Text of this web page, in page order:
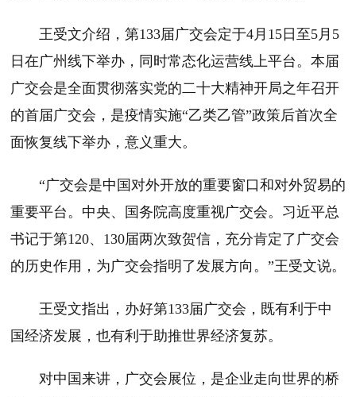
王受文介绍，第133届广交会定于4月15日至5月5
日在广州线下举办，同时常态化运营线上平台。本届
广交会是全面贯彻落实党的二十大精神开局之年召开
的首届广交会，是疫情实施“乙类乙管”政策后首次全
面恢复线下举办，意义重大。
“广交会是中国对外开放的重要窗口和对外贸易的
重要平台。中央、国务院高度重视广交会。习近平总
书记于第120、130届两次致贺信，充分肯定了广交会
的历史作用，为广交会指明了发展方向。”王受文说。
王受文指出，办好第133届广交会，既有利于中
国经济发展，也有利于助推世界经济复苏。
对中国来讲，广交会展位，是企业走向世界的桥